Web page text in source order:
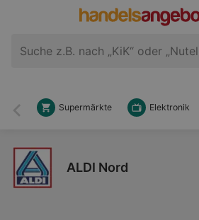
Zurück
Supermärkte Elektronik
ALDI Nord